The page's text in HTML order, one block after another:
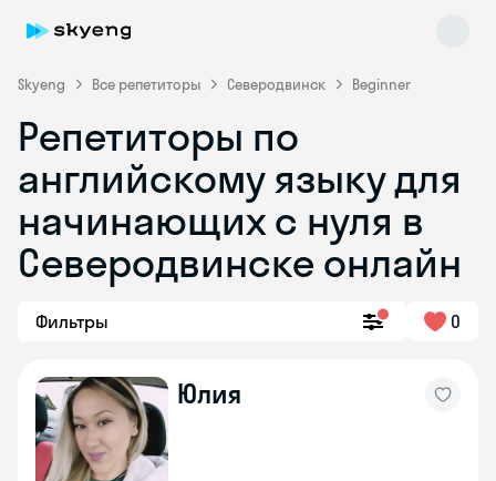
Skyeng Все репетиторы Северодвинск Beginner
Репетиторы по
английскому языку для
начинающих с нуля в
Северодвинске онлайн
Фильтры 0
Юлия
Skyeng Chat